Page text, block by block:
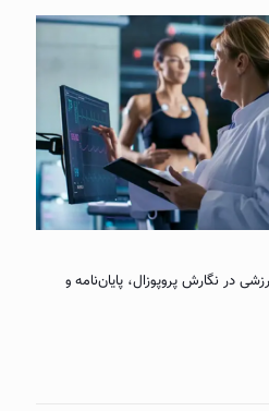
در نگارش پروپوزال، پایان‌نامه و